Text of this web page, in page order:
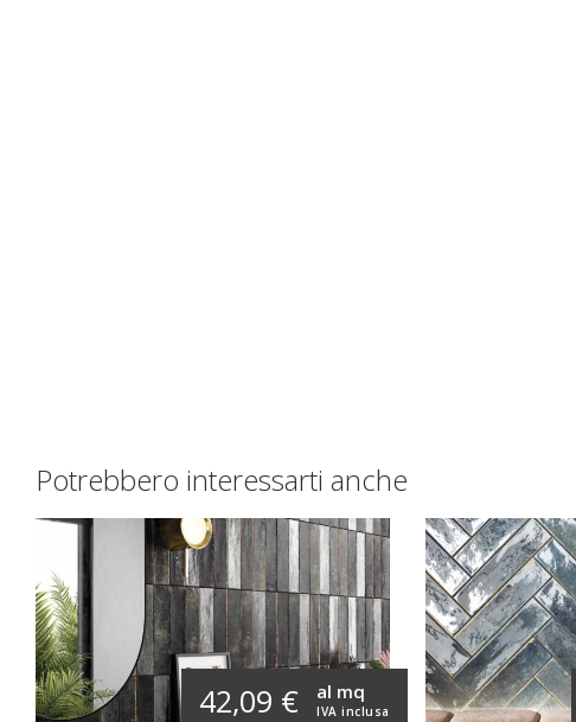
Potrebbero interessarti anche
42,09 € IVA inclusa
al mq